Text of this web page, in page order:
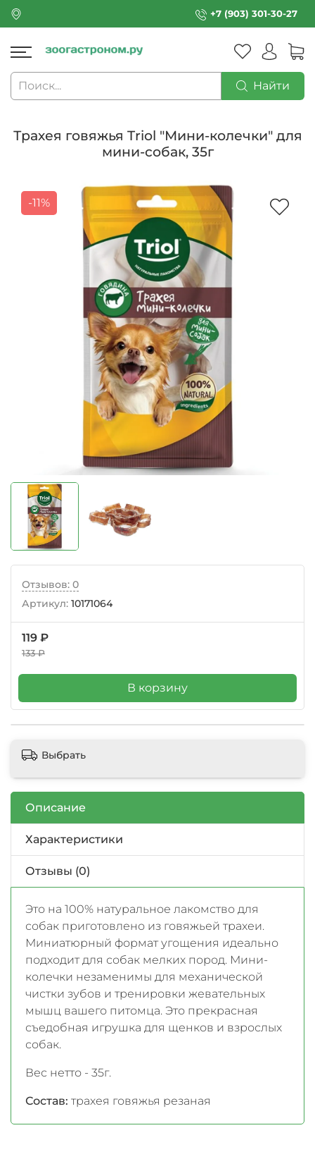
+7 (903) 301-30-27
Найти
Трахея говяжья Triol "Мини-колечки" для
мини-собак, 35г
-11%
Отзывов: 0
Артикул: 10171064
119 ₽
133 ₽
В корзину
Выбрать
Описание
Характеристики
Отзывы (0)
Это на 100% натуральное лакомство для
собак приготовлено из говяжьей трахеи.
Миниатюрный формат угощения идеально
подходит для собак мелких пород. Мини-
колечки незаменимы для механической
чистки зубов и тренировки жевательных
мышц вашего питомца. Это прекрасная
съедобная игрушка для щенков и взрослых
собак.
Вес нетто - 35г.
Состав: трахея говяжья резаная